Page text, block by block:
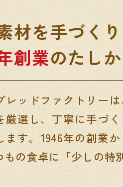
材を手づく
創業のたし
レッドファクトリー
厳選し、丁寧に手づ
ます。1946年の創業
もの食卓に「少しの特